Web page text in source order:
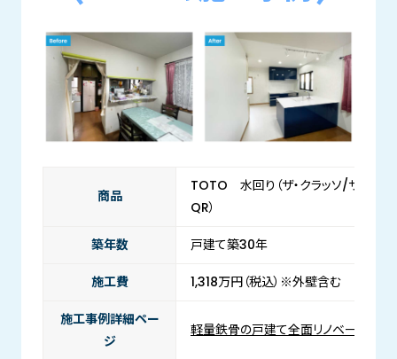
商品
TOTO 水回り（ザ・クラッソ/サザナ/
QR）
築年数 戸建て築30年
施工費 1,318万円（税込）※外壁含む
施工事例詳細ペー
ジ
軽量鉄骨の戸建て全面リノベーション